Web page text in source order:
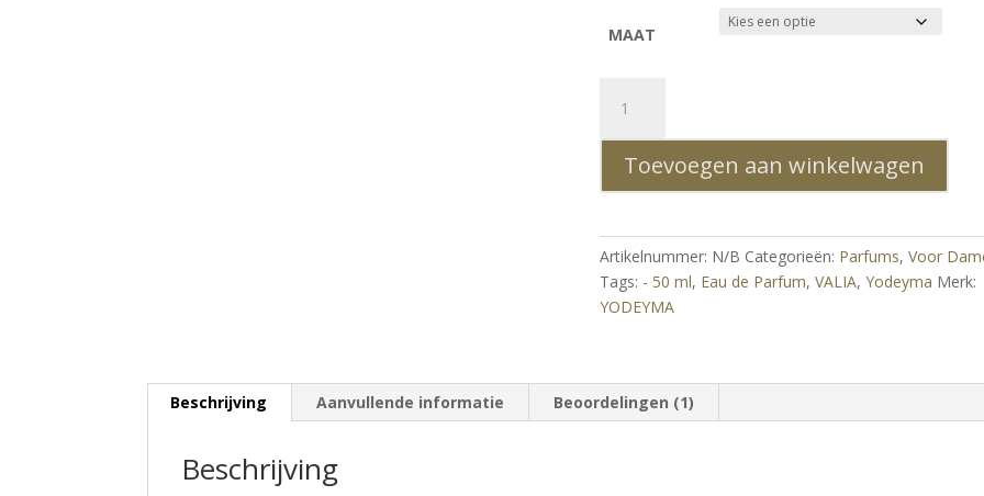
MAAT
VALIA
–
Eau
de
50
ml
aantal
Toevoegen aan winkelwagen
Artikelnummer: N/B Categorieën: Parfums,Voor
Tags: - 50 ml, Eau de Parfum,VALIA,Yodeyma Merk:
YODEYMA
Beschrijving Aanvullende informatie Beoordelingen (1)
Beschrijving